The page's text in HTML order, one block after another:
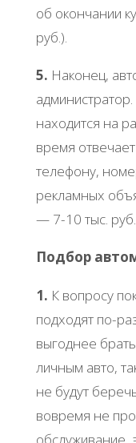
об окончании
руб.).
5. Наконец,
находится на
время
телефону,
рекламных
— 7-10 тыс. руб.
Подбор
1. К вопросу
подходят по-
выгоднее
личным авто,
не будут
вовремя не
обслуживание,